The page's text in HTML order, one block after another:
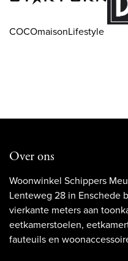
COCOmaisonLifestyle
Over ons
Woonwinkel Schippers
Lenteweg 28 in Enschede
vierkante meters aan
eetkamerstoelen,
fauteuils en